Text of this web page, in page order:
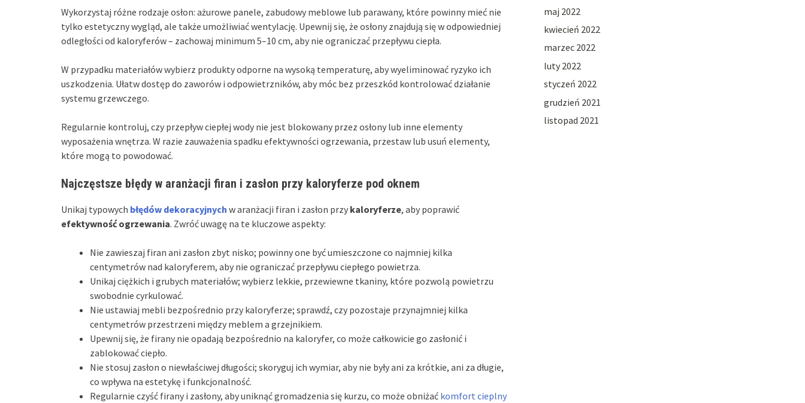
Wykorzystaj różne rodzaje osłon: ażurowe panele, zabudowy meblowe lub parawany, które powinny mieć nie
tylko estetyczny wygląd, ale także umożliwiać wentylację. Upewnij się, że osłony znajdują się w odpowiedniej
odległości od kaloryferów – zachowaj minimum 5–10 cm, aby nie ograniczać przepływu ciepła.
W przypadku materiałów wybierz produkty odporne na wysoką temperaturę, aby wyeliminować ryzyko ich
uszkodzenia. Ułatw dostęp do zaworów i odpowietrzników, aby móc bez przeszkód kontrolować działanie
systemu grzewczego.
Regularnie kontroluj, czy przepływ ciepłej wody nie jest blokowany przez osłony lub inne elementy
wyposażenia wnętrza. W razie zauważenia spadku efektywności ogrzewania, przestaw lub usuń elementy,
które mogą to powodować.
Najczęstsze błędy w aranżacji firan i zasłon przy kaloryferze pod oknem
Unikaj typowych błędów dekoracyjnych w aranżacji firan i zasłon przy kaloryferze, aby poprawić
efektywność ogrzewania. Zwróć uwagę na te kluczowe aspekty:
Nie zawieszaj firan ani zasłon zbyt nisko; powinny one być umieszczone co najmniej kilka
centymetrów nad kaloryferem, aby nie ograniczać przepływu ciepłego powietrza.
Unikaj ciężkich i grubych materiałów; wybierz lekkie, przewiewne tkaniny, które pozwolą powietrzu
swobodnie cyrkulować.
Nie ustawiaj mebli bezpośrednio przy kaloryferze; sprawdź, czy pozostaje przynajmniej kilka
centymetrów przestrzeni między meblem a grzejnikiem.
Upewnij się, że firany nie opadają bezpośrednio na kaloryfer, co może całkowicie go zasłonić i
zablokować ciepło.
Nie stosuj zasłon o niewłaściwej długości; skoryguj ich wymiar, aby nie były ani za krótkie, ani za długie,
co wpływa na estetykę i funkcjonalność.
Regularnie czyść firany i zasłony, aby uniknąć gromadzenia się kurzu, co może obniżać komfort cieplny
maj 2022
kwiecień 2022
marzec 2022
luty 2022
styczeń 2022
grudzień 2021
listopad 2021